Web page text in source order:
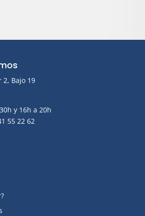
2, Bajo 19
y 16h a 20h
55 22 62